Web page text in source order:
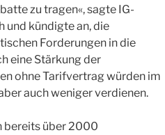
zu tragen«, sagte IG-
und kündigte an, die
Forderungen in die
eine Stärkung der
ohne Tarifvertrag würden im
auch weniger verdienen.
bereits über 2000